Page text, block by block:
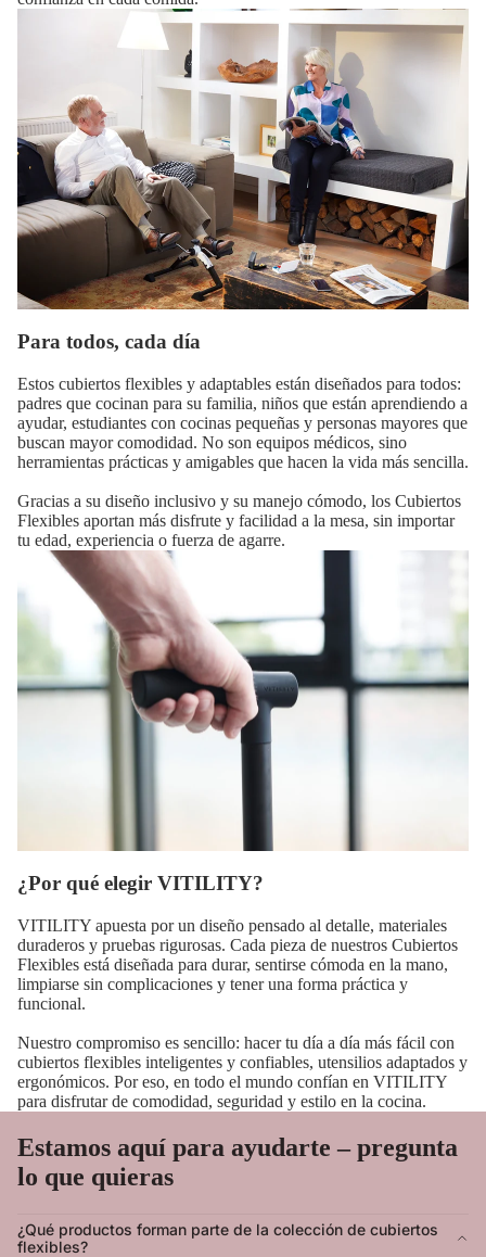
Para todos, cada día
Estos cubiertos flexibles y adaptables están diseñados para todos:
padres que cocinan para su familia, niños que están aprendiendo a
ayudar, estudiantes con cocinas pequeñas y personas mayores que
buscan mayor comodidad. No son equipos médicos, sino
herramientas prácticas y amigables que hacen la vida más sencilla.
Gracias a su diseño inclusivo y su manejo cómodo, los Cubiertos
Flexibles aportan más disfrute y facilidad a la mesa, sin importar
tu edad, experiencia o fuerza de agarre.
¿Por qué elegir VITILITY?
VITILITY apuesta por un diseño pensado al detalle, materiales
duraderos y pruebas rigurosas. Cada pieza de nuestros Cubiertos
Flexibles está diseñada para durar, sentirse cómoda en la mano,
limpiarse sin complicaciones y tener una forma práctica y
funcional.
Nuestro compromiso es sencillo: hacer tu día a día más fácil con
cubiertos flexibles inteligentes y confiables, utensilios adaptados y
ergonómicos. Por eso, en todo el mundo confían en VITILITY
para disfrutar de comodidad, seguridad y estilo en la cocina.
Estamos aquí para ayudarte – pregunta
lo que quieras
¿Qué productos forman parte de la colección de cubiertos
flexibles?